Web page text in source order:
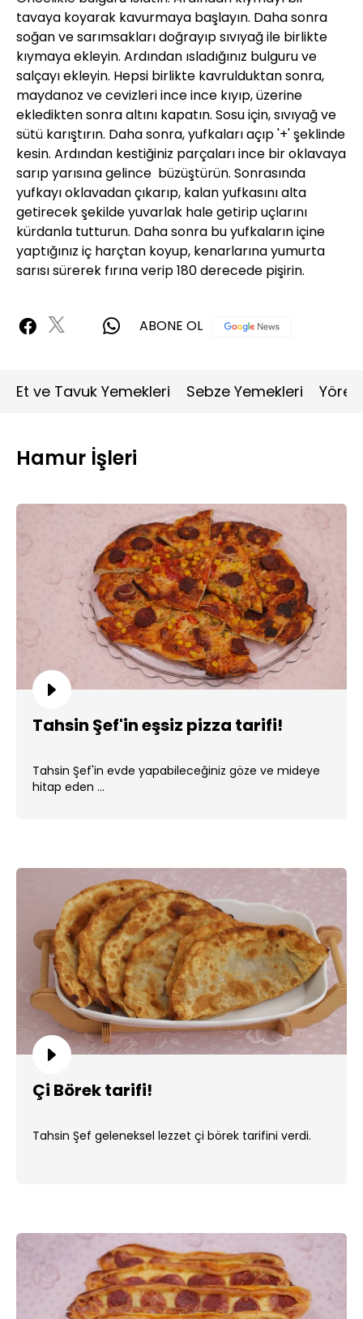
tavaya koyarak kavurmaya başlayın. Daha sonra
soğan ve sarımsakları doğrayıp sıvıyağ ile birlikte
kıymaya ekleyin. Ardından ısladığınız bulguru ve
salçayı ekleyin. Hepsi birlikte kavrulduktan sonra,
maydanoz ve cevizleri ince ince kıyıp, üzerine
ekledikten sonra altını kapatın. Sosu için, sıvıyağ ve
sütü karıştırın. Daha sonra, yufkaları açıp '+' şeklinde
kesin. Ardından kestiğiniz parçaları ince bir oklavaya
sarıp yarısına gelince büzüştürün. Sonrasında
yufkayı oklavadan çıkarıp, kalan yufkasını alta
getirecek şekilde yuvarlak hale getirip uçlarını
kürdanla tutturun. Daha sonra bu yufkaların içine
yaptığınız iç harçtan koyup, kenarlarına yumurta
sarısı sürerek fırına verip 180 derecede pişirin.
ABONE OL
Et ve Tavuk Yemekleri Sebze Yemekleri
Hamur İşleri
Tahsin Şef'in eşsiz pizza tarifi!
Tahsin Şef'in evde yapabileceğiniz göze ve mideye
hitap eden ...
Çi Börek tarifi!
Tahsin Şef geleneksel lezzet çi börek tarifini verdi.